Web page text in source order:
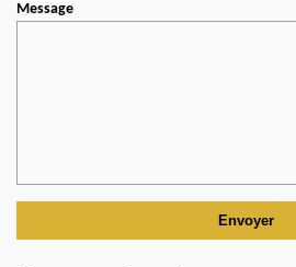
Message